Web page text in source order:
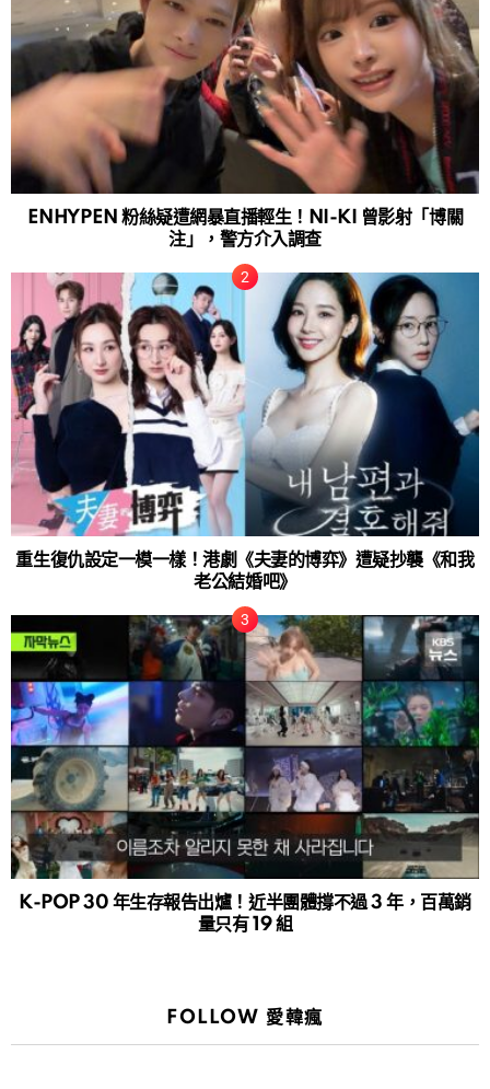
ENHYPEN 粉絲疑遭網暴直播輕生！NI-KI 曾影射「博關
注」，警方介入調查
重生復仇設定一模一樣！港劇《夫妻的博弈》遭疑抄襲《和我
老公結婚吧》
K-POP 30 年生存報告出爐！近半團體撐不過 3 年，百萬銷
量只有 19 組
FOLLOW 愛韓瘋